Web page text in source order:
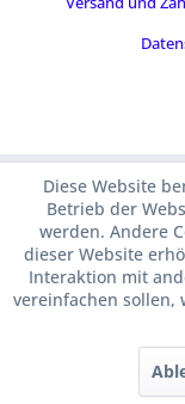
Diese Website
Betrieb der
werden. Andere
dieser Website
Interaktion mit
vereinfachen sollen,